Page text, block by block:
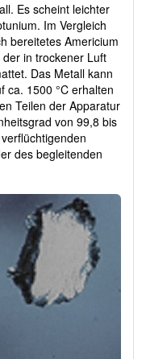
Es scheint leichter
Im Vergleich
bereitetes Americium
in trockener Luft
Das Metall kann
ca. 1500 °C erhalten
Teilen der Apparatur
von 99,8 bis
des begleitenden